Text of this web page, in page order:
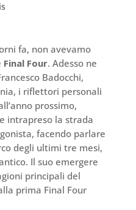
fa, non avevamo
Final Four. Adesso ne
Badocchi,
i riflettori personali
prossimo,
intrapreso la strada
facendo parlare
degli ultimi tre mesi,
Il suo emergere
principali del
prima Final Four